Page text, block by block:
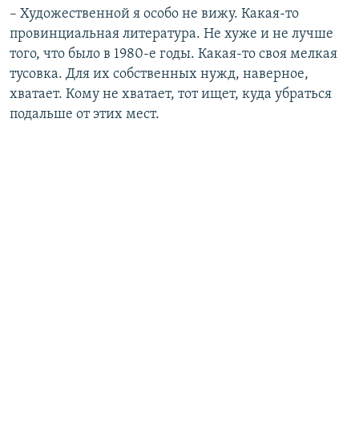
– Художественной я особо не вижу. Какая-то
провинциальная литература. Не хуже и не лучше
того, что было в 1980-е годы. Какая-то своя мелкая
тусовка. Для их собственных нужд, наверное,
хватает. Кому не хватает, тот ищет, куда убраться
подальше от этих мест.